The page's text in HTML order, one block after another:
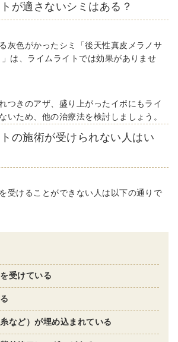
が適さないシミはある？
灰色がかったシミ「後天性真皮メラノサ
は、ライムライトでは効果がありませ
つきのアザ、盛り上がったイボにもライ
いため、他の治療法を検討しましょう。
の施術が受けられない人はい
受けることができない人は以下の通りで
受けている
など）が埋め込まれている